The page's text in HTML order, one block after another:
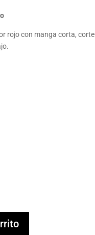
rojo con manga corta, corte